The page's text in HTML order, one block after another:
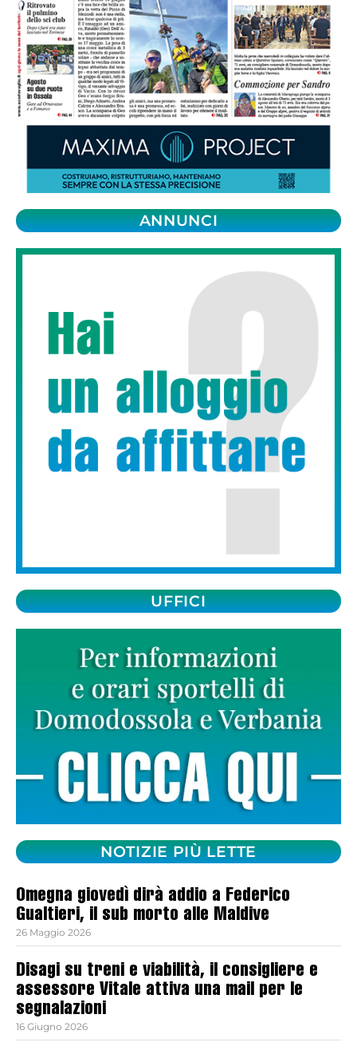
ANNUNCI
UFFICI
NOTIZIE PIÙ LETTE
Omegna giovedì dirà addio a Federico
Gualtieri, il sub morto alle Maldive
26 Maggio 2026
Disagi su treni e viabilità, il consigliere e
assessore Vitale attiva una mail per le
segnalazioni
16 Giugno 2026